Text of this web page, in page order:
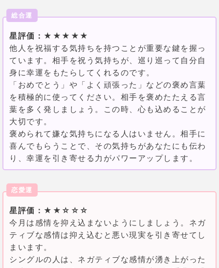
総合運
星評価：★★★★★
他人を祝福する気持ちを持つことが重要な鍵を握っ
ています。相手を祝う気持ちが、巡り巡って自分自
身に幸運をもたらしてくれるのです。
「おめでとう」や「よく頑張った」などの褒め言葉
を積極的に使ってください。相手を褒めたたえる言
葉を多く発しましょう。この時、心も込めることが
大切です。
褒められて嫌な気持ちになる人はいません。相手に
喜んでもらうことで、その気持ちがあなたにも伝わ
り、幸運を引き寄せる力がパワーアップします。
恋愛運
星評価：★★☆☆☆
今月は感情を抑え込まないようにしましょう。ネガ
ティブな感情は抑え込むと悪い現実を引き寄せてし
まいます。
シングルの人は、ネガティブな感情が湧き上がった